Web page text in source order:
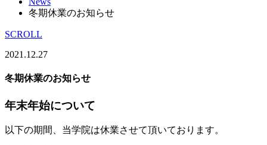
冬期休業のお知らせ
SCROLL
2021.12.27
冬期休業のお知らせ
年末年始について
以下の期間、当学院は休業させて頂いております。